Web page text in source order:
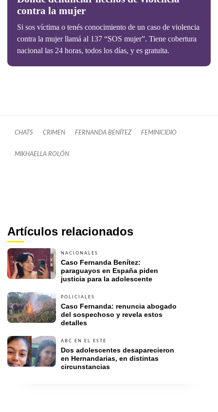
contra la mujer
Si sos víctima o tenés conocimiento de un caso de violencia
contra la mujer llamá al 137 “SOS mujer”. Tiene cobertura
nacional las 24 horas, todos los días, y es gratuita.
CHATS CRIMEN FERNANDA BENÍTEZ FEMINICIDIO
MIKHAELLA ROLÓN
Artículos relacionados
NACIONALES
Caso Fernanda Benítez:
paraguayos en España piden
justicia para la adolescente
POLICIALES
Caso Fernanda: renuncia abogado
del sospechoso y revela estos
detalles
ABC EN EL ESTE
Dos adolescentes desaparecieron
en Hernandarias, en distintas
circunstancias